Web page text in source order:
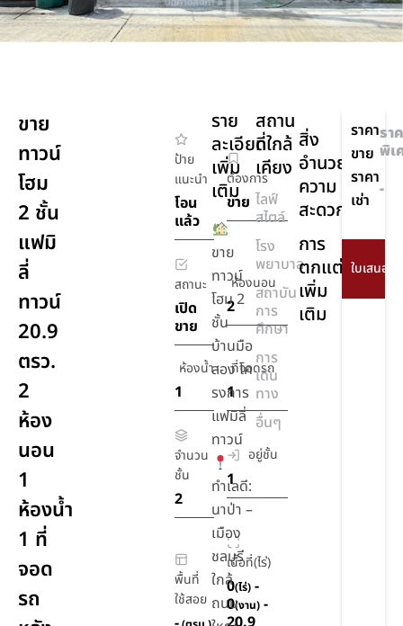
ขาย
ทาวน์
โฮม
2 ชั้น
แฟมิ
ลี่
ทาวน์
20.9
ตรว.
2
ห้อง
นอน
1
ห้องน้ำ
1 ที่
จอด
รถ
ป้าย
แนะนำ
โอน
แล้ว
ต้องการ
ขาย
สถานะ
เปิด
ขาย
ห้องนอน
2
ห้องน้ำ
1
ที่จอดรถ
1
จำนวน
ชั้น
2
อยู่ชั้น
1
พื้นที่
ใช้สอย
เนื้อที่(ไร่)
0(ไร่) -
0(งาน) -
ราย
ละเอียด
เพิ่ม
เติม
ขาย
ทาวน์
โฮม 2
ชั้น
บ้านมือ
สอง โค
รงการ
แฟมิลี่
ทาวน์
ทำเลดี:
นาป่า –
เมือง
ชลบุรี
ใกล้
ถนน
สถาน
ที่ใกล้
เคียง
ไลฟ์
สไตล์
โรง
พยาบาล
สถาบัน
การ
ศึกษา
การ
เดิน
ทาง
อื่นๆ
สิ่ง
อำนวย
ความ
สะดวก
การ
ตกแต่ง
เพิ่ม
เติม
ราคา
ขาย
รา
พิเ
ราคา
เช่า
-